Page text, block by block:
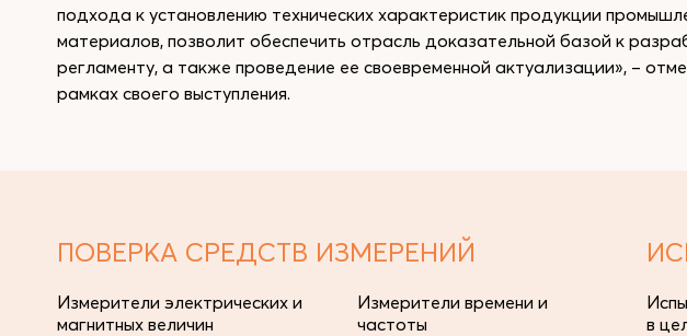
подхода к установлению технических характеристик продукции
материалов, позволит обеспечить отрасль доказательной базой к
регламенту, а также проведение ее своевременной актуализации», –
рамках своего выступления.
ПОВЕРКА СРЕДСТВ ИЗМЕРЕНИЙ
Измерители электрических и
магнитных величин
Измерители времени и
частоты
в